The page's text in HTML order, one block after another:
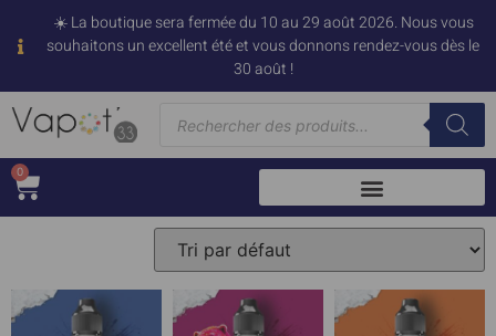
☀️ La boutique sera fermée du 10 au 29 août 2026. Nous vous
souhaitons un excellent été et vous donnons rendez-vous dès le
30 août !
0